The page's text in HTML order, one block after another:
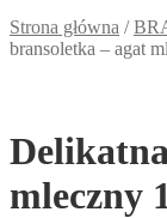
Strona główna /
bransoletka – agat
mleczny